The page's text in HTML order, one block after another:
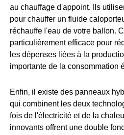
au chauffage d'appoint. Ils
pour chauffer un fluide
réchauffe l'eau de votre ballon.
particulièrement efficace pour
les dépenses liées à la
importante de la consommation
Enfin, il existe des panneaux
qui combinent les deux
fois de l'électricité et de la
innovants offrent une double